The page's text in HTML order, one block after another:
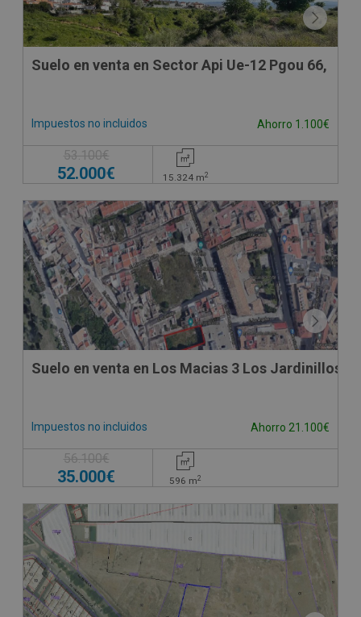
Suelo en venta en Sector Api Ue-12 Pgou 66,
Impuestos no incluidos Ahorro 1.100€
53.100€
52.000€ 15.324 m2
Suelo en venta en Los Macias 3 Los Jardinillos,
Impuestos no incluidos Ahorro 21.100€
56.100€
35.000€ 596 m2